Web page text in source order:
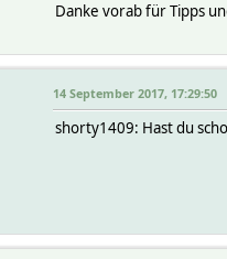
Danke vorab für Tipps
14 September 2017, 17:29:50
shorty1409: Hast du